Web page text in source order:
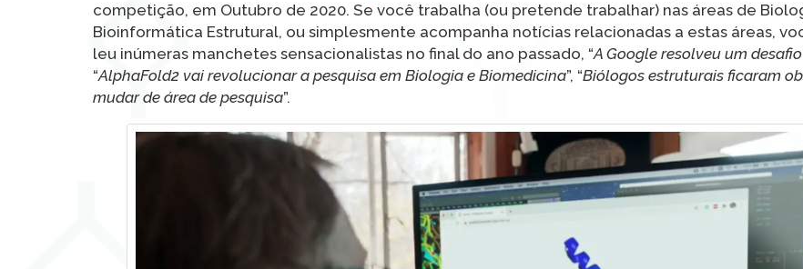
competição, em Outubro de 2020. Se você trabalha (ou pretende trabalhar) nas áreas de
Bioinformática Estrutural, ou simplesmente acompanha notícias relacionadas a estas áreas,
leu inúmeras manchetes sensacionalistas no final do ano passado, “A Google resolveu um
“AlphaFold2 vai revolucionar a pesquisa em Biologia e Biomedicina”, “Biólogos estruturais ficaram
mudar de área de pesquisa”.